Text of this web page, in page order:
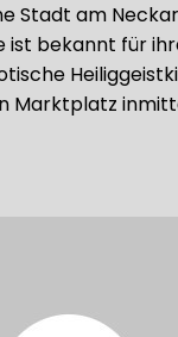
Stadt am
ist bekannt für
Marktplatz